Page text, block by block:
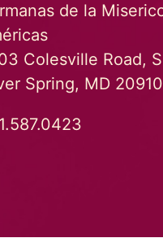
de la
Colesville Road,
Spring, MD 20910